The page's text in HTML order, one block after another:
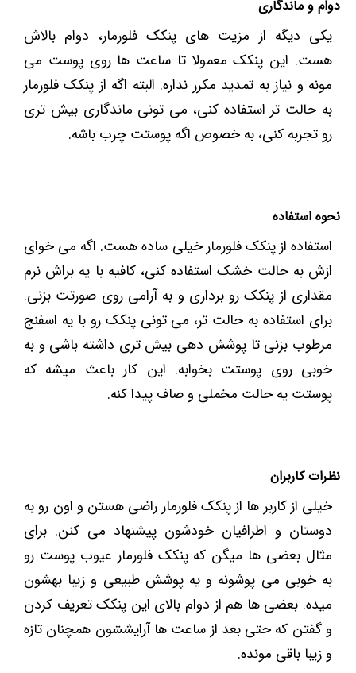
دوام و ماندگاری
یکی دیگه از مزیت های پنکک فلورمار، دوام بالاش
هست. این پنکک معمولا تا ساعت ‌ها روی پوست می
‌مونه و نیاز به تمدید مکرر نداره. البته اگه از پنکک فلورمار
به حالت تر استفاده کنی، می ‌تونی ماندگاری بیش تری
رو تجربه کنی، به خصوص اگه پوستت چرب باشه.
نحوه استفاده
استفاده از پنکک فلورمار خیلی ساده هست. اگه می ‌خوای
ازش به حالت خشک استفاده کنی، کافیه با یه براش نرم
مقداری از پنکک رو برداری و به آرامی روی صورتت بزنی.
برای استفاده به حالت تر، می ‌تونی پنکک رو با یه اسفنج
مرطوب بزنی تا پوشش ‌دهی بیش تری داشته باشی و به
خوبی روی پوستت بخوابه. این کار باعث میشه که
پوستت یه حالت مخملی و صاف پیدا کنه.
نظرات کاربران
خیلی از کاربر ها از پنکک فلورمار راضی هستن و اون رو به
دوستان و اطرافیان خودشون پیشنهاد می کنن. برای
مثال بعضی ها میگن که پنکک فلورمار عیوب پوست رو
به خوبی می ‌پوشونه و یه پوشش طبیعی و زیبا بهشون
میده. بعضی ها هم از دوام بالای این پنکک تعریف کردن
و گفتن که حتی بعد از ساعت ‌ها آرایششون همچنان تازه
و زیبا باقی ‌مونده.